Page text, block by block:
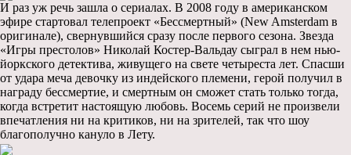
И раз уж речь зашла о сериалах. В 2008 году в американском
эфире стартовал телепроект «Бессмертный» (New Amsterdam в
оригинале), свернувшийся сразу после первого сезона. Звезда
«Игры престолов» Николай Костер-Вальдау сыграл в нем нью-
йоркского детектива, живущего на свете четыреста лет. Спасши
от удара меча девочку из индейского племени, герой получил в
награду бессмертие, и смертным он сможет стать только тогда,
когда встретит настоящую любовь. Восемь серий не произвели
впечатления ни на критиков, ни на зрителей, так что шоу
благополучно кануло в Лету.